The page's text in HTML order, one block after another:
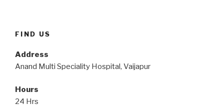
FIND US
Address
Anand Multi Speciality Hospital, Vaijapur
Hours
24 Hrs